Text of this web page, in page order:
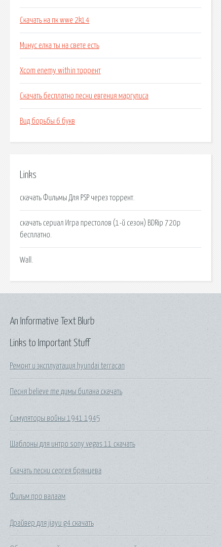
Скачать на пк wwe 2k14
Минус елка ты на свете есть
Xcom enemy within торрент
Скачать бесплатно песни евгения маргулиса
Вид борьбы 6 букв
Links
скачать Фильмы Для PSP через торрент.
скачать сериал Игра престолов (1-й сезон) BDRip 720p
бесплатно.
Wall.
Links to Important Stuff
Ремонт и эксплуатация hyundai terracan
Песня believe me димы билана скачать
Симуляторы войны 1941 1945
Шаблоны для интро sony vegas 11 скачать
Скачать песни сергея брянцева
Фильм про валаам
Драйвер для jiayu g4 скачать
An Informative Text Blurb